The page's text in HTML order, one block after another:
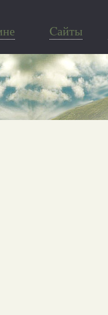
Cайты